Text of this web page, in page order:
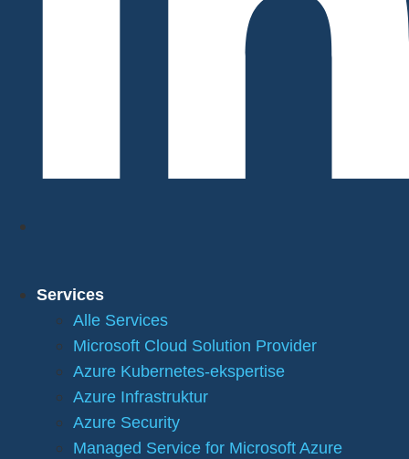
Services
Alle Services
Microsoft Cloud Solution Provider
Azure Kubernetes-ekspertise
Azure Infrastruktur
Azure Security
Managed Service for Microsoft Azure